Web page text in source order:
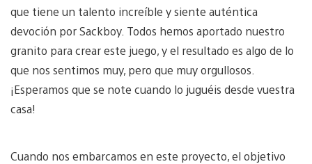
que tiene un talento increíble y siente auténtica
devoción por Sackboy. Todos hemos aportado nuestro
granito para crear este juego, y el resultado es algo de lo
que nos sentimos muy, pero que muy orgullosos.
¡Esperamos que se note cuando lo juguéis desde vuestra
casa!
Cuando nos embarcamos en este proyecto, el objetivo